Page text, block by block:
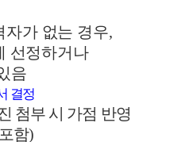
자가 없는 경우,
선정하거나
음
결정
첨부 시 가점 반영
함)